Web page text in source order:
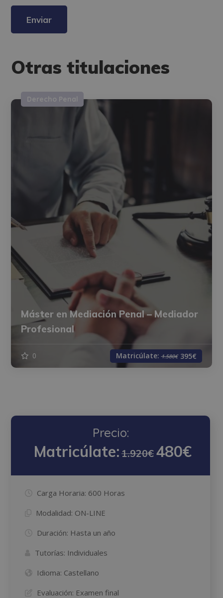
Derechos: Puede ejercitar sus derechos identificándose suficientemente,
Para más información consulte nuestra Política de Privacidad.
Otras titulaciones
Derecho Penal
Máster en Mediación Penal – Mediador
Profesional
0 Matricúlate:1.580€ 395€
Precio:
Matricúlate:1.920€ 480€
Carga Horaria: 600 Horas
Modalidad: ON-LINE
Duración: Hasta un año
Tutorías: Individuales
Idioma: Castellano
Evaluación: Examen final